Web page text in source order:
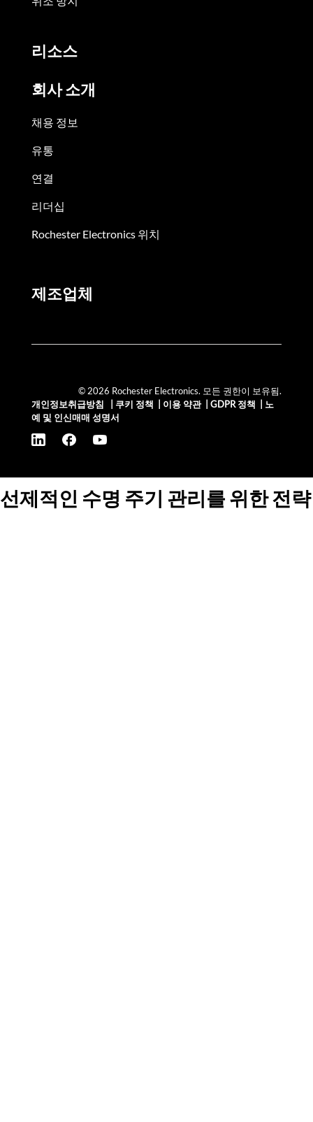
리소스
회사 소개
채용 정보
유통
연결
리더십
Rochester Electronics 위치
제조업체
© 2026 Rochester Electronics. 모든 권한이 보유됨.
개인정보취급방침
쿠키 정책 이용 약관| GDPR 정책
노
예 및 인신매매 성명서
선제적인 수명 주기 관리를 위한 전략